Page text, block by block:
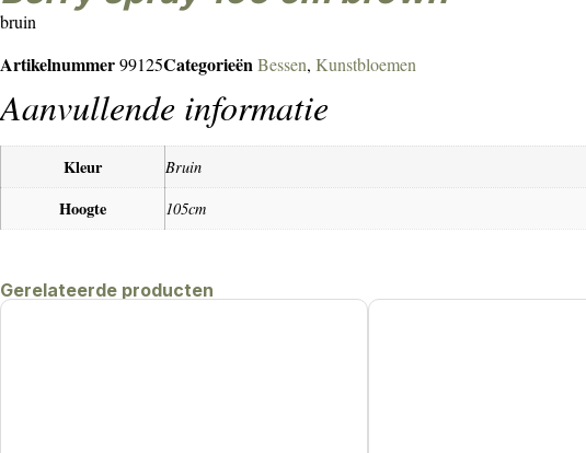
bruin
Artikelnummer99125CategorieënBessen, Kunstbloemen
Aanvullende informatie
Kleur Bruin
Hoogte 105cm
Gerelateerde producten